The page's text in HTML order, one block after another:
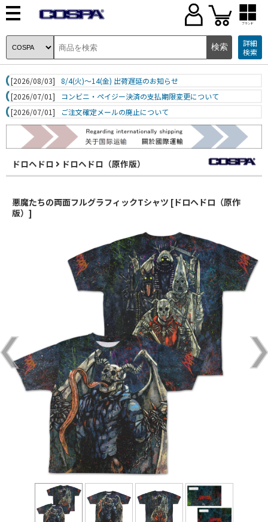
ブランド
詳細
検索
[2026/08/03]
8/4(火)～14(金) 出荷遅延のお知らせ
[2026/07/01]
コンビニ・ペイジー決済の支払期限変更について
[2026/07/01]
ご注文確定メールの廃止について
ドロヘドロ ドロヘドロ（原作版）
悪魔たちの両面フルグラフィックTシャツ [ドロヘドロ（原作
版）]